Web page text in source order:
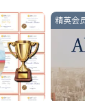
精英会